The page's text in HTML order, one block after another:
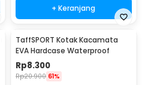
+ Keranjang
TaffSPORT Kotak Kacamata
EVA Hardcase Waterproof
Rp8.300
Rp20.900 61%